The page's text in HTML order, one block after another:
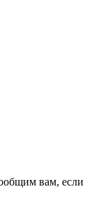
вам, если